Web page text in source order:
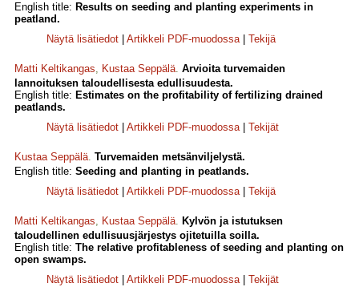
English title: Results on seeding and planting experiments in
peatland.
Näytä lisätiedot
Artikkeli PDF-muodossa| Tekijä
Matti Keltikangas, Kustaa Seppälä. Arvioita turvemaiden
lannoituksen taloudellisesta edullisuudesta.
English title: Estimates on the profitability of fertilizing drained
peatlands.
Näytä lisätiedot
Artikkeli PDF-muodossa| Tekijät
Kustaa Seppälä. Turvemaiden metsänviljelystä.
English title: Seeding and planting in peatlands.
Näytä lisätiedot
Artikkeli PDF-muodossa| Tekijä
Matti Keltikangas, Kustaa Seppälä. Kylvön ja istutuksen
taloudellinen edullisuusjärjestys ojitetuilla soilla.
English title: The relative profitableness of seeding and planting on
open swamps.
Näytä lisätiedot
Artikkeli PDF-muodossa| Tekijät